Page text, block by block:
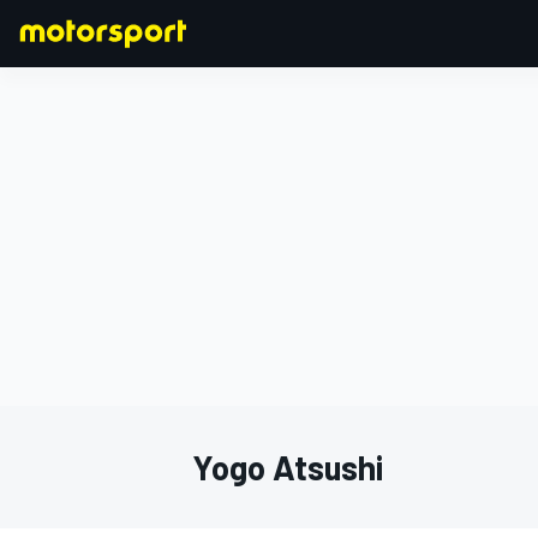
Yogo Atsushi